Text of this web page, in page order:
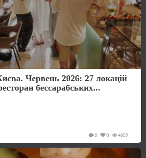
Червень 2026: 27 локацій
бессарабських...
4809
0
0